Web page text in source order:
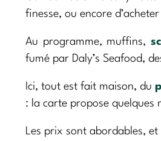
finesse, ou encore
Au programme, muffins,
fumé par Daly’s Seafood,
Ici, tout est fait maison, du
: la carte propose quelques
Les prix sont abordables,